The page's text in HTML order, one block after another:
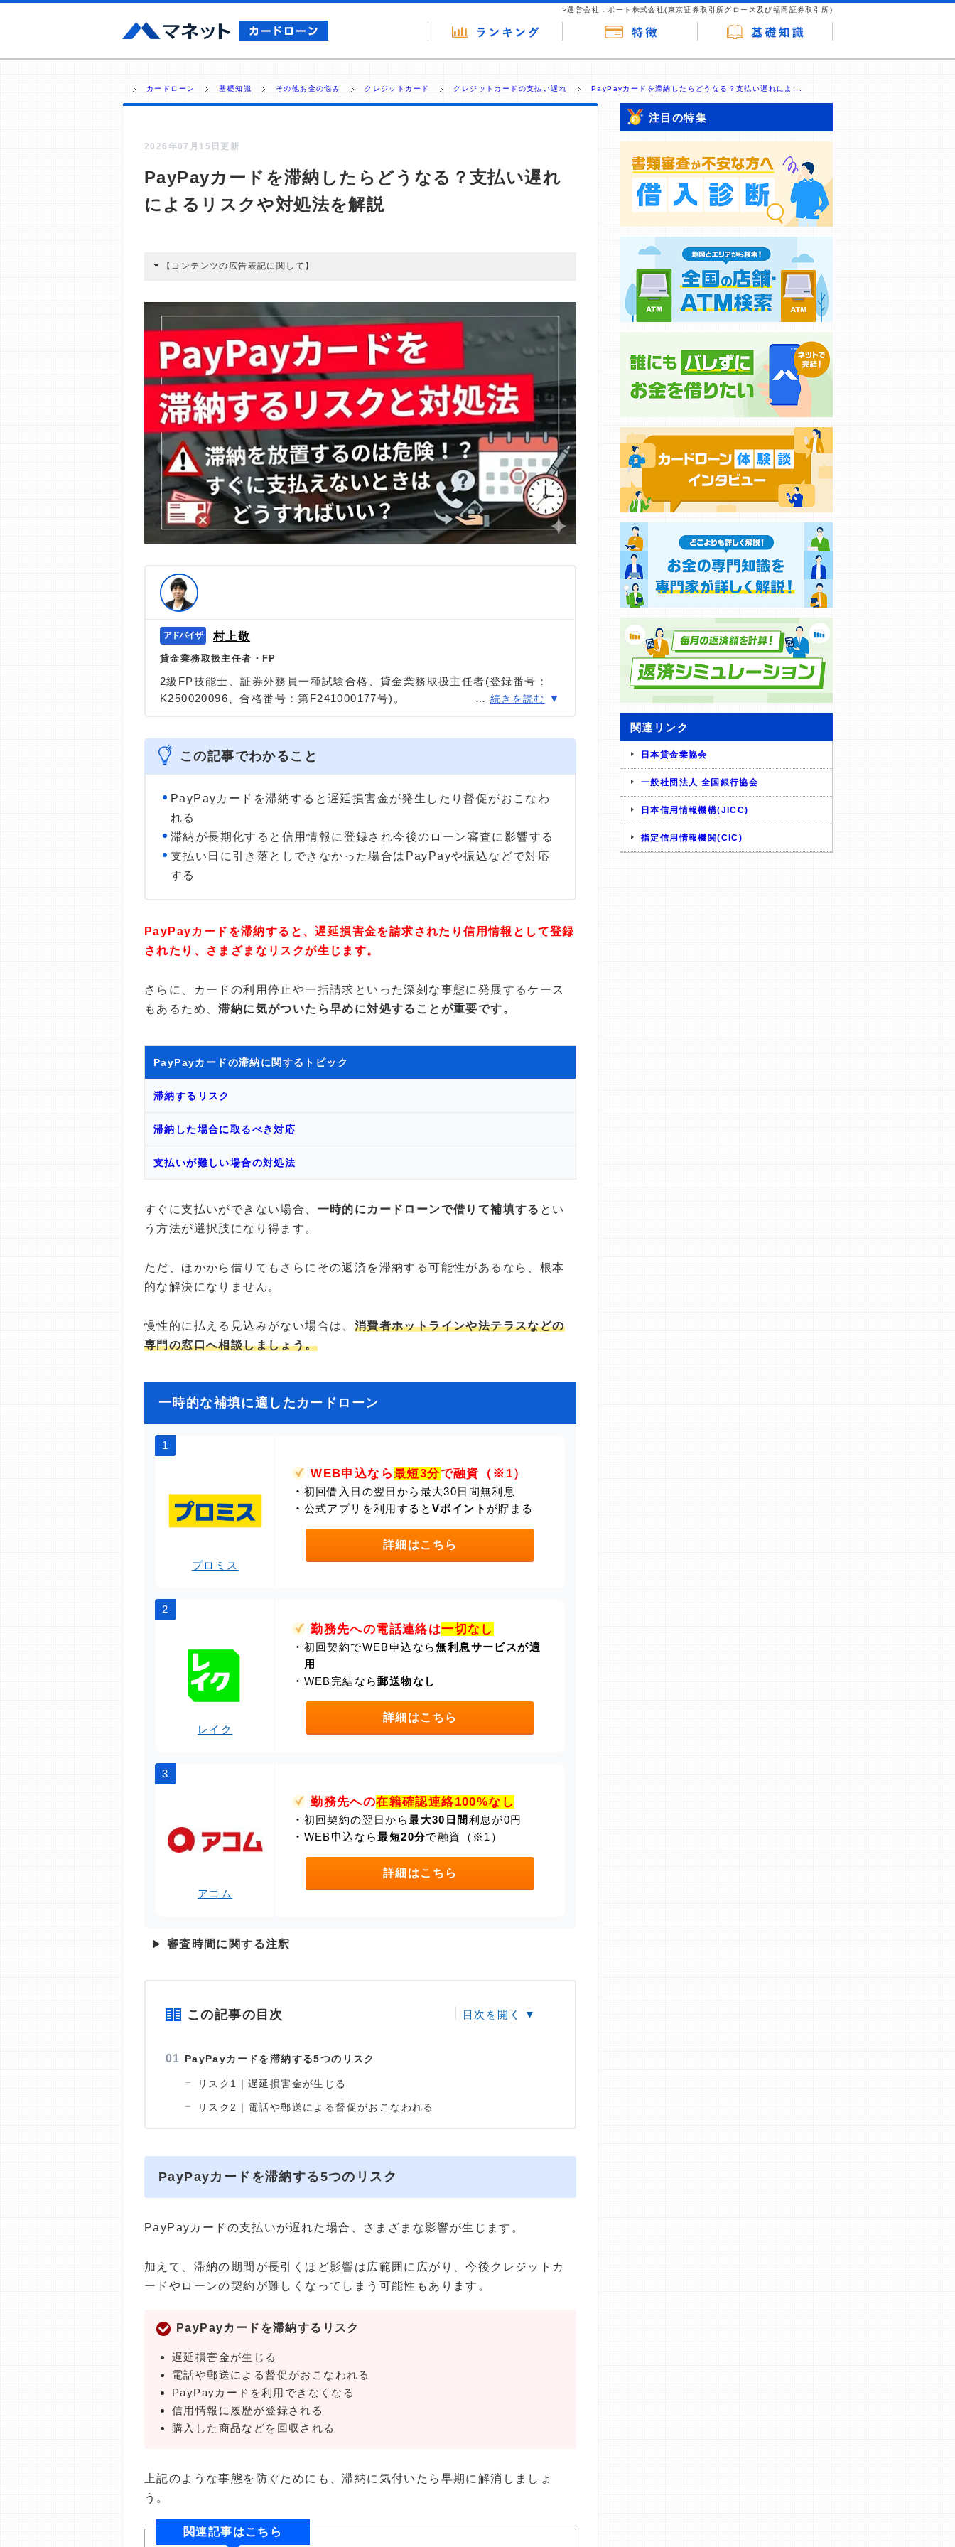
>運営会社：ポート株式会社(東京証券取引所グロース及び福岡証券取引所)
カードローン 基礎知識 その他お金の悩み クレジットカード クレジットカードの支払い遅れ PayPayカードを滞納したらどうなる？支払い遅れによ...
2026年07月15日更新
PayPayカードを滞納したらどうなる？支払い遅れ
によるリスクや対処法を解説
【コンテンツの広告表記に関して】
酬が支払われるという収益モデルです。 ただし、特定の商品を根拠なくPRするものではなく、当
編集部の調査／ユーザーへの口コミ収集などに基づき、公平性を担保した情報提供を行っていま
す。
>提携企業一覧
村上敬
貸金業務取扱主任者・FP
2級FP技能士、証券外務員一種試験合格、貸金業務取扱主任者(登録番号：
K250020096、合格番号：第F241000177号)。
は計2000本以上。ローン利用者へのインタビューなども多数実施し、専門知
識と事実に基づいた信頼性の高い情報発信を心がけている。
… 続きを読む
この記事でわかること
PayPayカードを滞納すると遅延損害金が発生したり督促がおこなわ
れる
滞納が長期化すると信用情報に登録され今後のローン審査に影響する
支払い日に引き落としできなかった場合はPayPayや振込などで対応
する
PayPayカードを滞納すると、遅延損害金を請求されたり信用情報として登録
されたり、さまざまなリスクが生じます。
さらに、カードの利用停止や一括請求といった深刻な事態に発展するケース
もあるため、滞納に気がついたら早めに対処することが重要です。
PayPayカードの滞納に関するトピック
滞納するリスク
滞納した場合に取るべき対応
支払いが難しい場合の対処法
すぐに支払いができない場合、 一時的にカードローンで借りて補填する とい
う方法が選択肢になり得ます。
ただ、ほかから借りてもさらにその返済を滞納する可能性があるなら、根本
的な解決になりません。
慢性的に払える見込みがない場合は、 消費者ホットラインや法テラスなどの
専門の窓口へ相談しましょう。
一時的な補填に適したカードローン
1
プロミス
WEB申込なら最短3分で融資（※1）
・ 初回借入日の翌日から最大30日間無利息
・ 公式アプリを利用するとVポイント が貯まる
詳細はこちら
2
レイク
勤務先への電話連絡は一切なし
・ 初回契約でWEB申込なら無利息サービスが適
用
・ WEB完結なら郵送物なし
詳細はこちら
3
アコム
勤務先への在籍確認連絡100%なし
・ 初回契約の翌日から最大30日間 利息が0円
・ WEB申込なら最短20分で融資（※1）
詳細はこちら
▶ 審査時間に関する注釈
この記事の目次
PayPayカードを滞納する5つのリスク
リスク1｜遅延損害金が生じる
リスク2｜電話や郵送による督促がおこなわれる
PayPayカードを滞納する5つのリスク
PayPayカードの支払いが遅れた場合、さまざまな影響が生じます。
加えて、滞納の期間が長引くほど影響は広範囲に広がり、今後クレジットカ
ードやローンの契約が難しくなってしまう可能性もあります。
PayPayカードを滞納するリスク
遅延損害金が生じる
電話や郵送による督促がおこなわれる
PayPayカードを利用できなくなる
信用情報に履歴が登録される
購入した商品などを回収される
上記のような事態を防ぐためにも、滞納に気付いたら早期に解消しましょ
う。
関連記事はこちら
注目の特集
関連リンク
日本貸金業協会
一般社団法人 全国銀行協会
日本信用情報機構(JICC)
指定信用情報機関(CIC)